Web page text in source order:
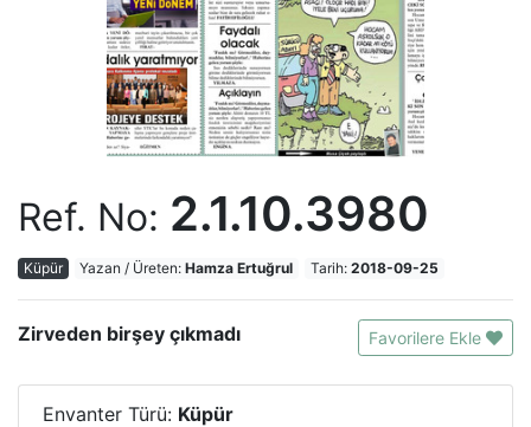
Ref. No: 2.1.10.3980
Küpür Yazan / Üreten: Hamza Ertuğrul Tarih:2018-09-25
Favorilere Ekle
Zirveden birşey çıkmadı
Envanter Türü: Küpür